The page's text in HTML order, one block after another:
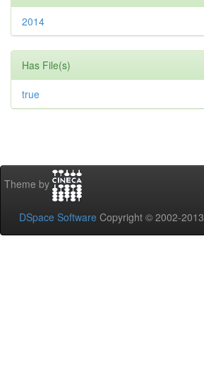
2014
Has File(s)
true
Theme by
DSpace Software Copyright © 2002-2013